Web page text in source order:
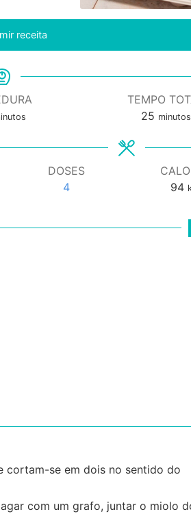
receita
TEMPO
25minutos
minutos
DOSES
4
94
cortam-se em dois no sentido do
com um grafo, juntar o miolo